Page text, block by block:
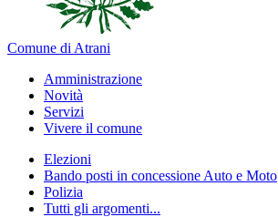
Comune di Atrani
Amministrazione
Novità
Servizi
Vivere il comune
Elezioni
Bando posti in concessione Auto e Moto
Polizia
Tutti gli argomenti...